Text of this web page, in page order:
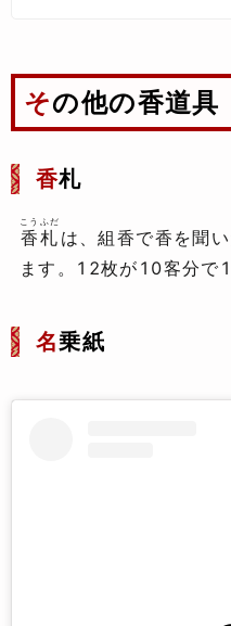
その他の香道具
香札
香札
こうふだ
は、組香で香を聞
ます。12枚が10客分で1
名乗紙